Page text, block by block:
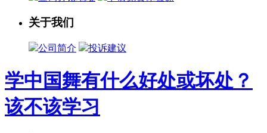
关于我们
公司简介 投诉建议
学中国舞有什么好处或坏处？
该不该学习